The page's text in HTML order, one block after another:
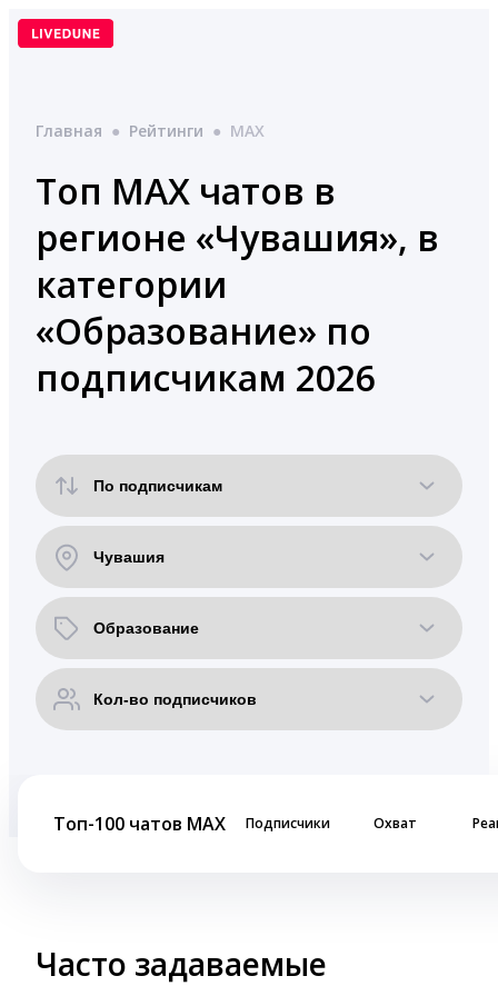
Перейти
Главная ● Рейтинги ● MAX
Топ MAX чатов в
регионе «Чувашия», в
категории
«Образование» по
подписчикам 2026
Топ-100 чатов MAX Подписчики Охват
Часто задаваемые